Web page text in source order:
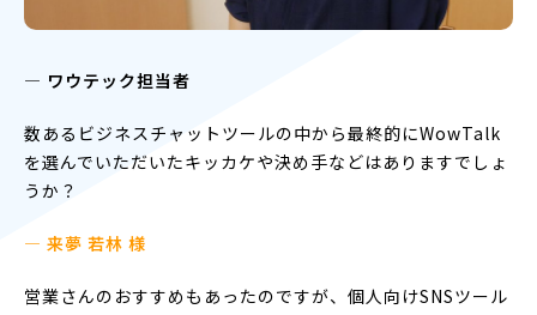
― ワウテック担当者
数あるビジネスチャットツールの中から最終的にWowTalk
を選んでいただいたキッカケや決め手などはありますでしょ
うか？
— 来夢 若林 様
営業さんのおすすめもあったのですが、個人向けSNSツール